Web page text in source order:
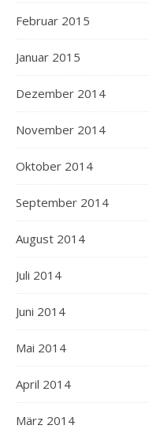
Februar 2015
Januar 2015
Dezember 2014
November 2014
Oktober 2014
September 2014
August 2014
Juli 2014
Juni 2014
Mai 2014
April 2014
März 2014